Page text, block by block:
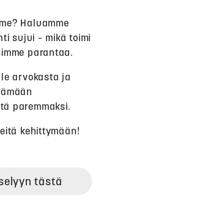
Haluamme
sujui – mikä toimi
parantaa.
arvokasta ja
paremmaksi.
kehittymään!
tästä